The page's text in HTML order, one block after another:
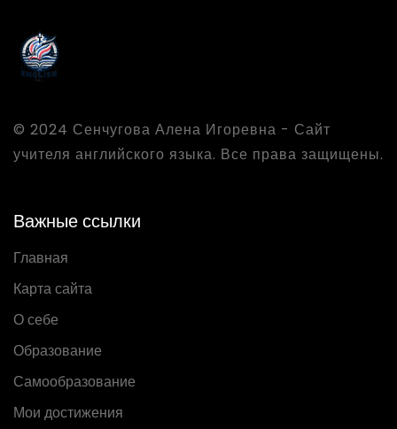
© 2024 Сенчугова Алена Игоревна - Сайт
учителя английского языка. Все права защищены.
Важные ссылки
Главная
Карта сайта
О себе
Образование
Самообразование
Мои достижения